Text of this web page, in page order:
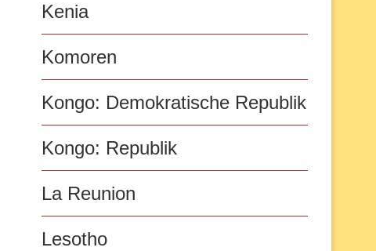
Kenia
Komoren
Kongo: Demokratische Republik
Kongo: Republik
La Reunion
Lesotho